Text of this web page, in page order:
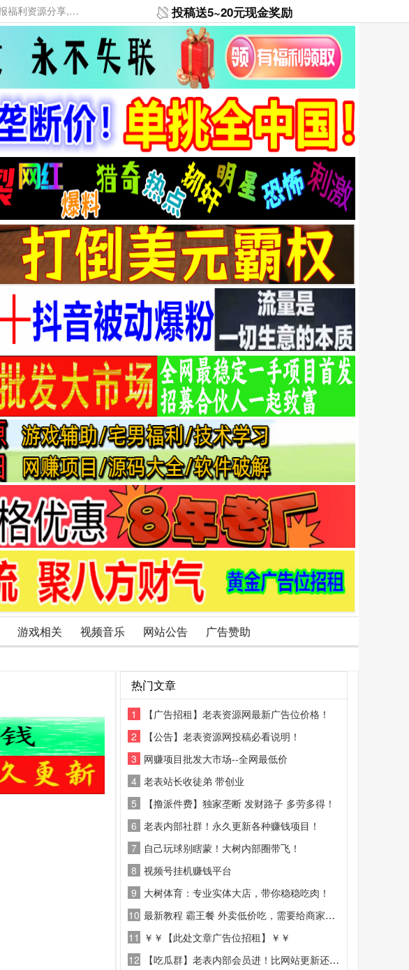
本网站提供资源工具下载，大老表资源工具，大表哥资源网软件工具，大老表资源下载，活动线报福利资源分享,活动线报，大型网游经典游戏，网络热门技术游戏辅助交流与分享。 投稿送5~20元现金奖励
游戏相关 视频音乐 网站公告 广告赞助
热门文章
1
【广告招租】老表资源网最新广告位价格！
2
【公告】老表资源网投稿必看说明！
3 网赚项目批发大市场--全网最低价
4 老表站长收徒弟 带创业
5
【撸派件费】独家垄断 发财路子 多劳多得！
6 老表内部社群！永久更新各种赚钱项目！
7 自己玩球别瞎蒙！大树内部圈带飞！
8 视频号挂机赚钱平台
9 大树体育：专业实体大店，带你稳稳吃肉！
10 最新教程 霸王餐 外卖低价吃，需要给商家好评
11 ￥￥【此处文章广告位招租】￥￥
12
【吃瓜群】老表内部会员进！比网站更新还精彩！